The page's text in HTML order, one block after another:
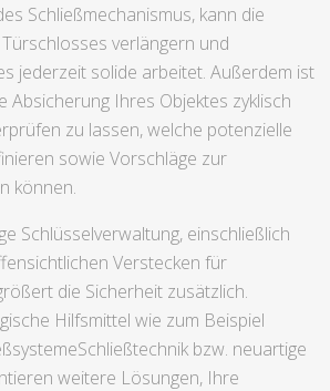
Schließmechanismus, kann die
verlängern und
jederzeit solide arbeitet. Außerdem ist
Absicherung Ihres Objektes zyklisch
zu lassen, welche potenzielle
sowie Vorschläge zur
können.
Schlüsselverwaltung, einschließlich
Verstecken für
die Sicherheit zusätzlich.
Hilfsmittel wie zum Beispiel
bzw. neuartige
weitere Lösungen, Ihre